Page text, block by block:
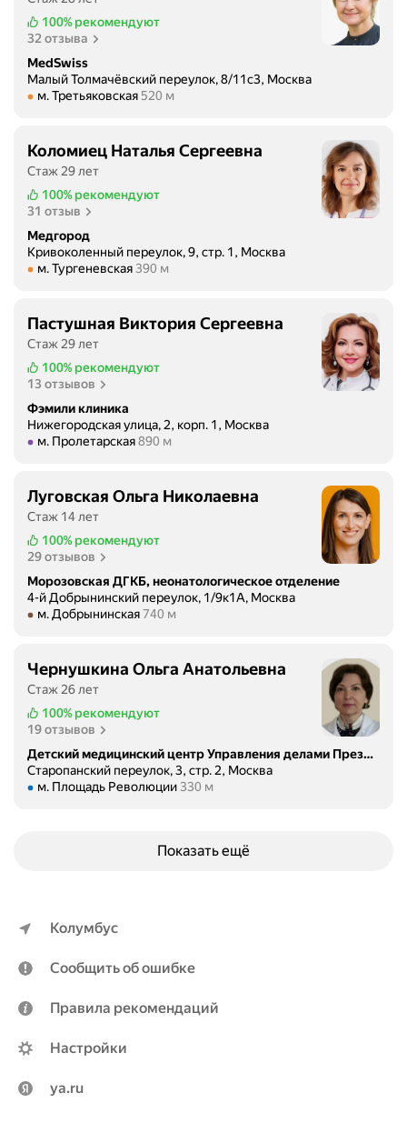
100% рекомендуют
32 отзыва
MedSwiss
Малый Толмачёвский переулок, 8/11с3, Москва
Метро м. Третьяковская Расстояние 520 м
м. Третьяковская 520 м
Коломиец Наталья Сергеевна
Стаж 29 лет
100% рекомендуют
31 отзыв
Медгород
Кривоколенный переулок, 9, стр. 1, Москва
Метро м. Тургеневская Расстояние 390 м
м. Тургеневская 390 м
Пастушная Виктория Сергеевна
Стаж 29 лет
100% рекомендуют
13 отзывов
Фэмили клиника
Нижегородская улица, 2, корп. 1, Москва
Метро м. Пролетарская Расстояние 890 м
м. Пролетарская 890 м
Луговская Ольга Николаевна
Стаж 14 лет
100% рекомендуют
29 отзывов
Морозовская ДГКБ, неонатологическое отделение
4-й Добрынинский переулок, 1/9к1А, Москва
Метро м. Добрынинская Расстояние 740 м
м. Добрынинская 740 м
Чернушкина Ольга Анатольевна
Стаж 26 лет
100% рекомендуют
19 отзывов
Детский медицинский центр Управления делами Президента РФ, поликлиника
Старопанский переулок, 3, стр. 2, Москва
Метро м. Площадь Революции Расстояние 330 м
м. Площадь Революции 330 м
Показать ещё
Колумбус
Сообщить об ошибке
Правила рекомендаций
Настройки
ya.ru